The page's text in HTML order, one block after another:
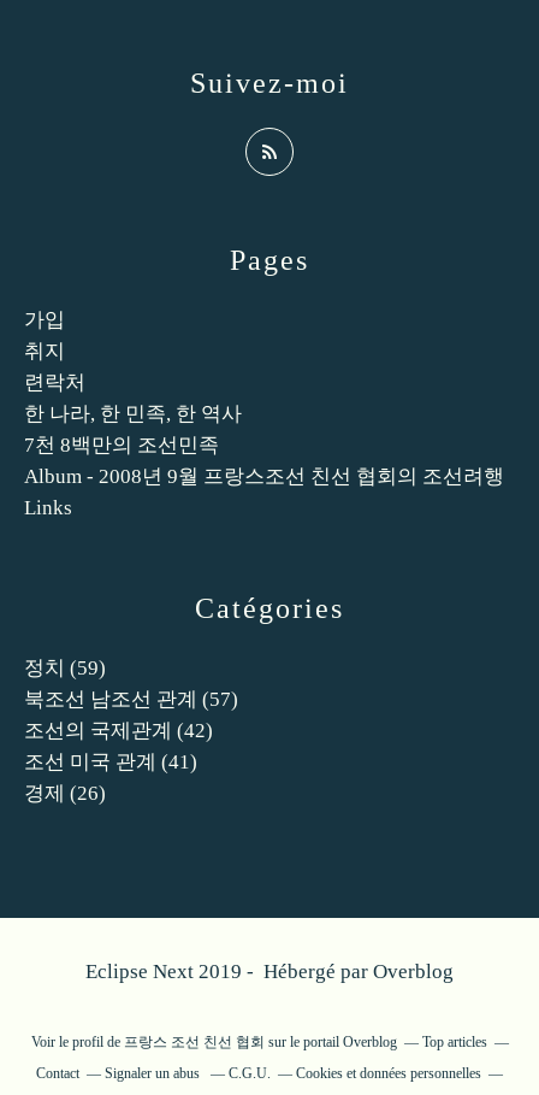
Catégories
정치 (59)
북조선 남조선 관계 (57)
조선의 국제관계 (42)
조선 미국 관계 (41)
경제 (26)
Pages
가입
취지
련락처
한 나라, 한 민족, 한 역사
7천 8백만의 조선민족
Album - 2008년 9월 프랑스조선 친선 협회의 조선려행
Links
Suivez-moi
Eclipse Next 2019 - Hébergé par Overblog
Voir le profil de 프랑스 조선 친선 협회 sur le portail Overblog
Top articles
Contact
Signaler un abus C.G.U. Cookies et données personnelles